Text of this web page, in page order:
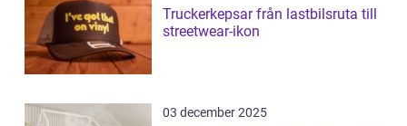
Truckerkepsar från lastbilsruta till
streetwear-ikon
03 december 2025